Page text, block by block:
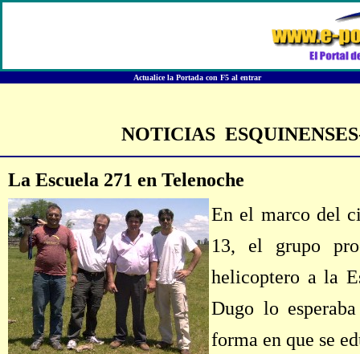
Actualice la Portada con F5 al entrar
NOTICIAS
La Escuela 271 en Telenoche
En el marco del
13, el grupo
helicoptero a la
Dugo lo
forma en que se